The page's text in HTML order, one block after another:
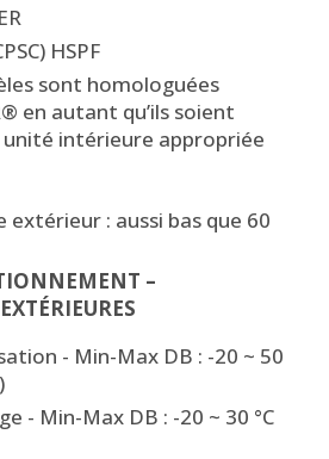
HSPF
sont homologuées
en autant qu’ils soient
unité intérieure appropriée
extérieur : aussi bas que 60
–
- Min-Max DB : -20 ~ 50
- Min-Max DB : -20 ~ 30 °C